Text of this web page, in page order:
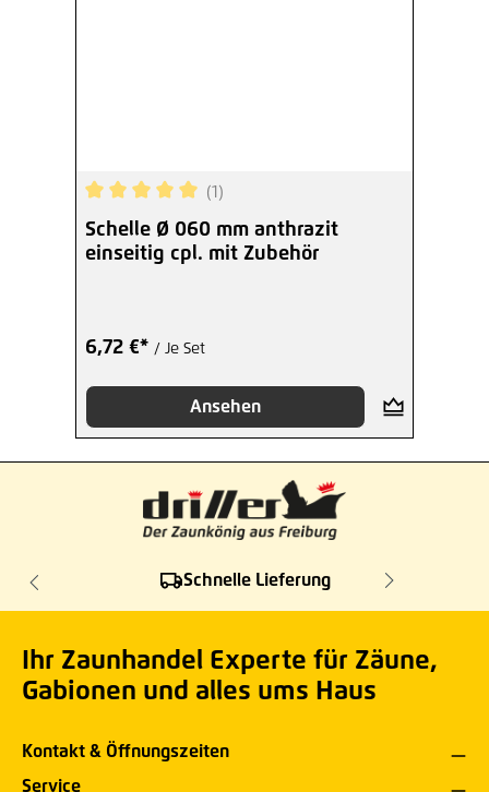
Durchschnittliche Bewertung von 5 von 5
(1)
Schelle Ø 060 mm anthrazit
einseitig cpl. mit Zubehör
6,72 €* / Je Set
Ansehen
Schnelle Lieferung
Ihr Zaunhandel Experte für Zäune,
Gabionen und alles ums Haus
Kontakt & Öffnungszeiten
Service